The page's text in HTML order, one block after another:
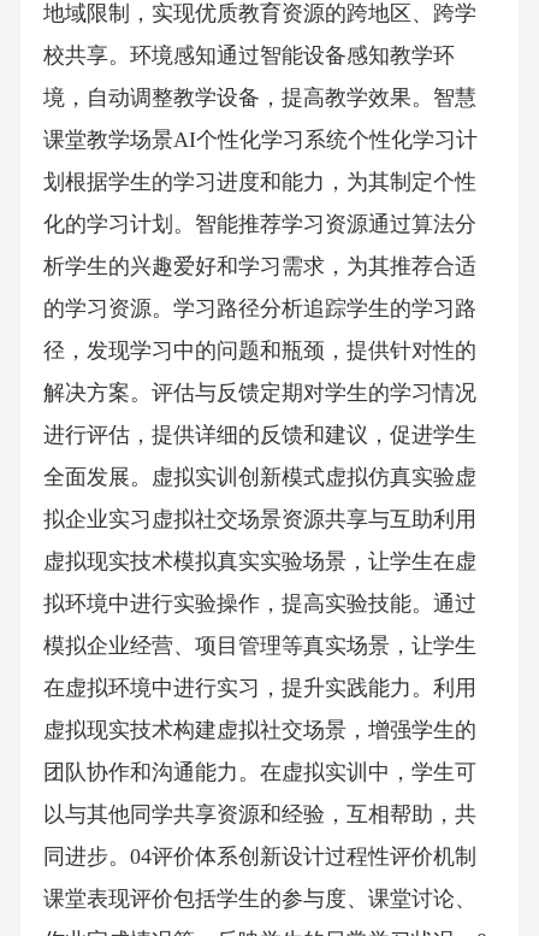
地域限制，实现优质教育资源的跨地区、跨学
校共享。环境感知通过智能设备感知教学环
境，自动调整教学设备，提高教学效果。智慧
课堂教学场景AI个性化学习系统个性化学习计
划根据学生的学习进度和能力，为其制定个性
化的学习计划。智能推荐学习资源通过算法分
析学生的兴趣爱好和学习需求，为其推荐合适
的学习资源。学习路径分析追踪学生的学习路
径，发现学习中的问题和瓶颈，提供针对性的
解决方案。评估与反馈定期对学生的学习情况
进行评估，提供详细的反馈和建议，促进学生
全面发展。虚拟实训创新模式虚拟仿真实验虚
拟企业实习虚拟社交场景资源共享与互助利用
虚拟现实技术模拟真实实验场景，让学生在虚
拟环境中进行实验操作，提高实验技能。通过
模拟企业经营、项目管理等真实场景，让学生
在虚拟环境中进行实习，提升实践能力。利用
虚拟现实技术构建虚拟社交场景，增强学生的
团队协作和沟通能力。在虚拟实训中，学生可
以与其他同学共享资源和经验，互相帮助，共
同进步。04评价体系创新设计过程性评价机制
课堂表现评价包括学生的参与度、课堂讨论、